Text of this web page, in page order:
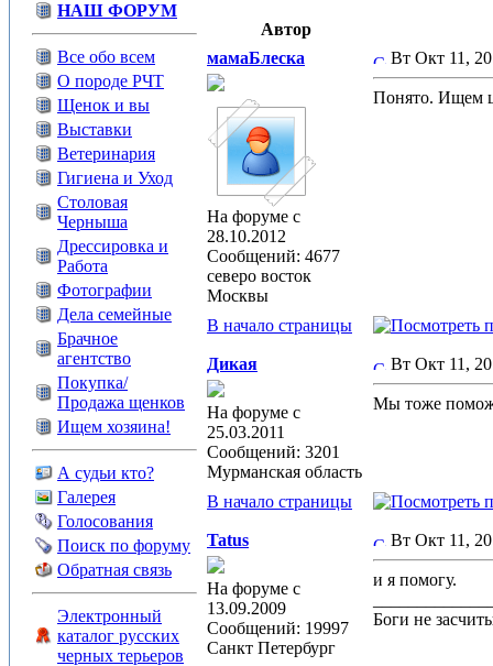
НАШ ФОРУМ
Все обо всем
О породе РЧТ
Щенок и вы
Выставки
Ветеринария
Гигиена и Уход
Столовая
Черныша
Дрессировка и
Работа
Фотографии
Дела семейные
Брачное
агентство
Покупка/
Продажа щенков
Ищем хозяина!
А судьи кто?
Галерея
Голосования
Поиск по форуму
Обратная связь
Электронный
каталог русских
черных терьеров
Автор
мамаБлеска
На форуме с
28.10.2012
Сообщений: 4677
северо восток
Москвы
Вт Окт 11,
Понято. Ищем
В начало страницы
Дикая
На форуме с
25.03.2011
Сообщений: 3201
Мурманская область
Вт Окт 11,
Мы тоже
В начало страницы
Tatus
На форуме с
13.09.2009
Сообщений: 19997
Санкт Петербург
Вт Окт 11,
и я помогу.
Боги не